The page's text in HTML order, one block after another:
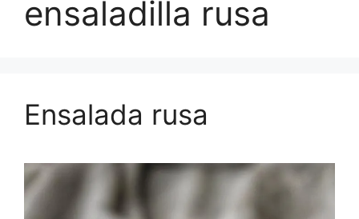
ensaladilla rusa
Ensalada rusa